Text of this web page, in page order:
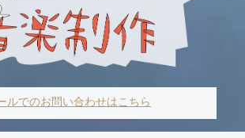
ルでのお問い合わせはこちら